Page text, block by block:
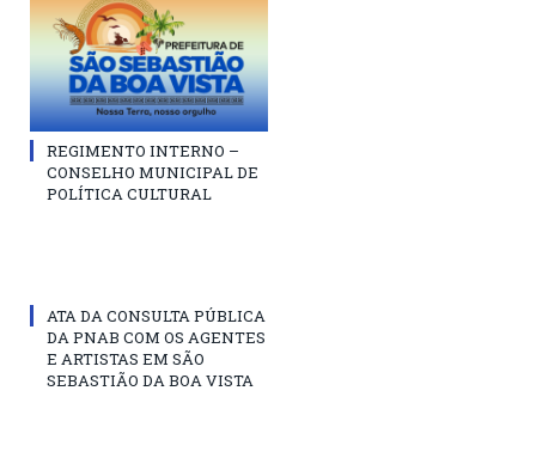
REGIMENTO INTERNO –
CONSELHO MUNICIPAL DE
POLÍTICA CULTURAL
ATA DA CONSULTA PÚBLICA
DA PNAB COM OS AGENTES
E ARTISTAS EM SÃO
SEBASTIÃO DA BOA VISTA